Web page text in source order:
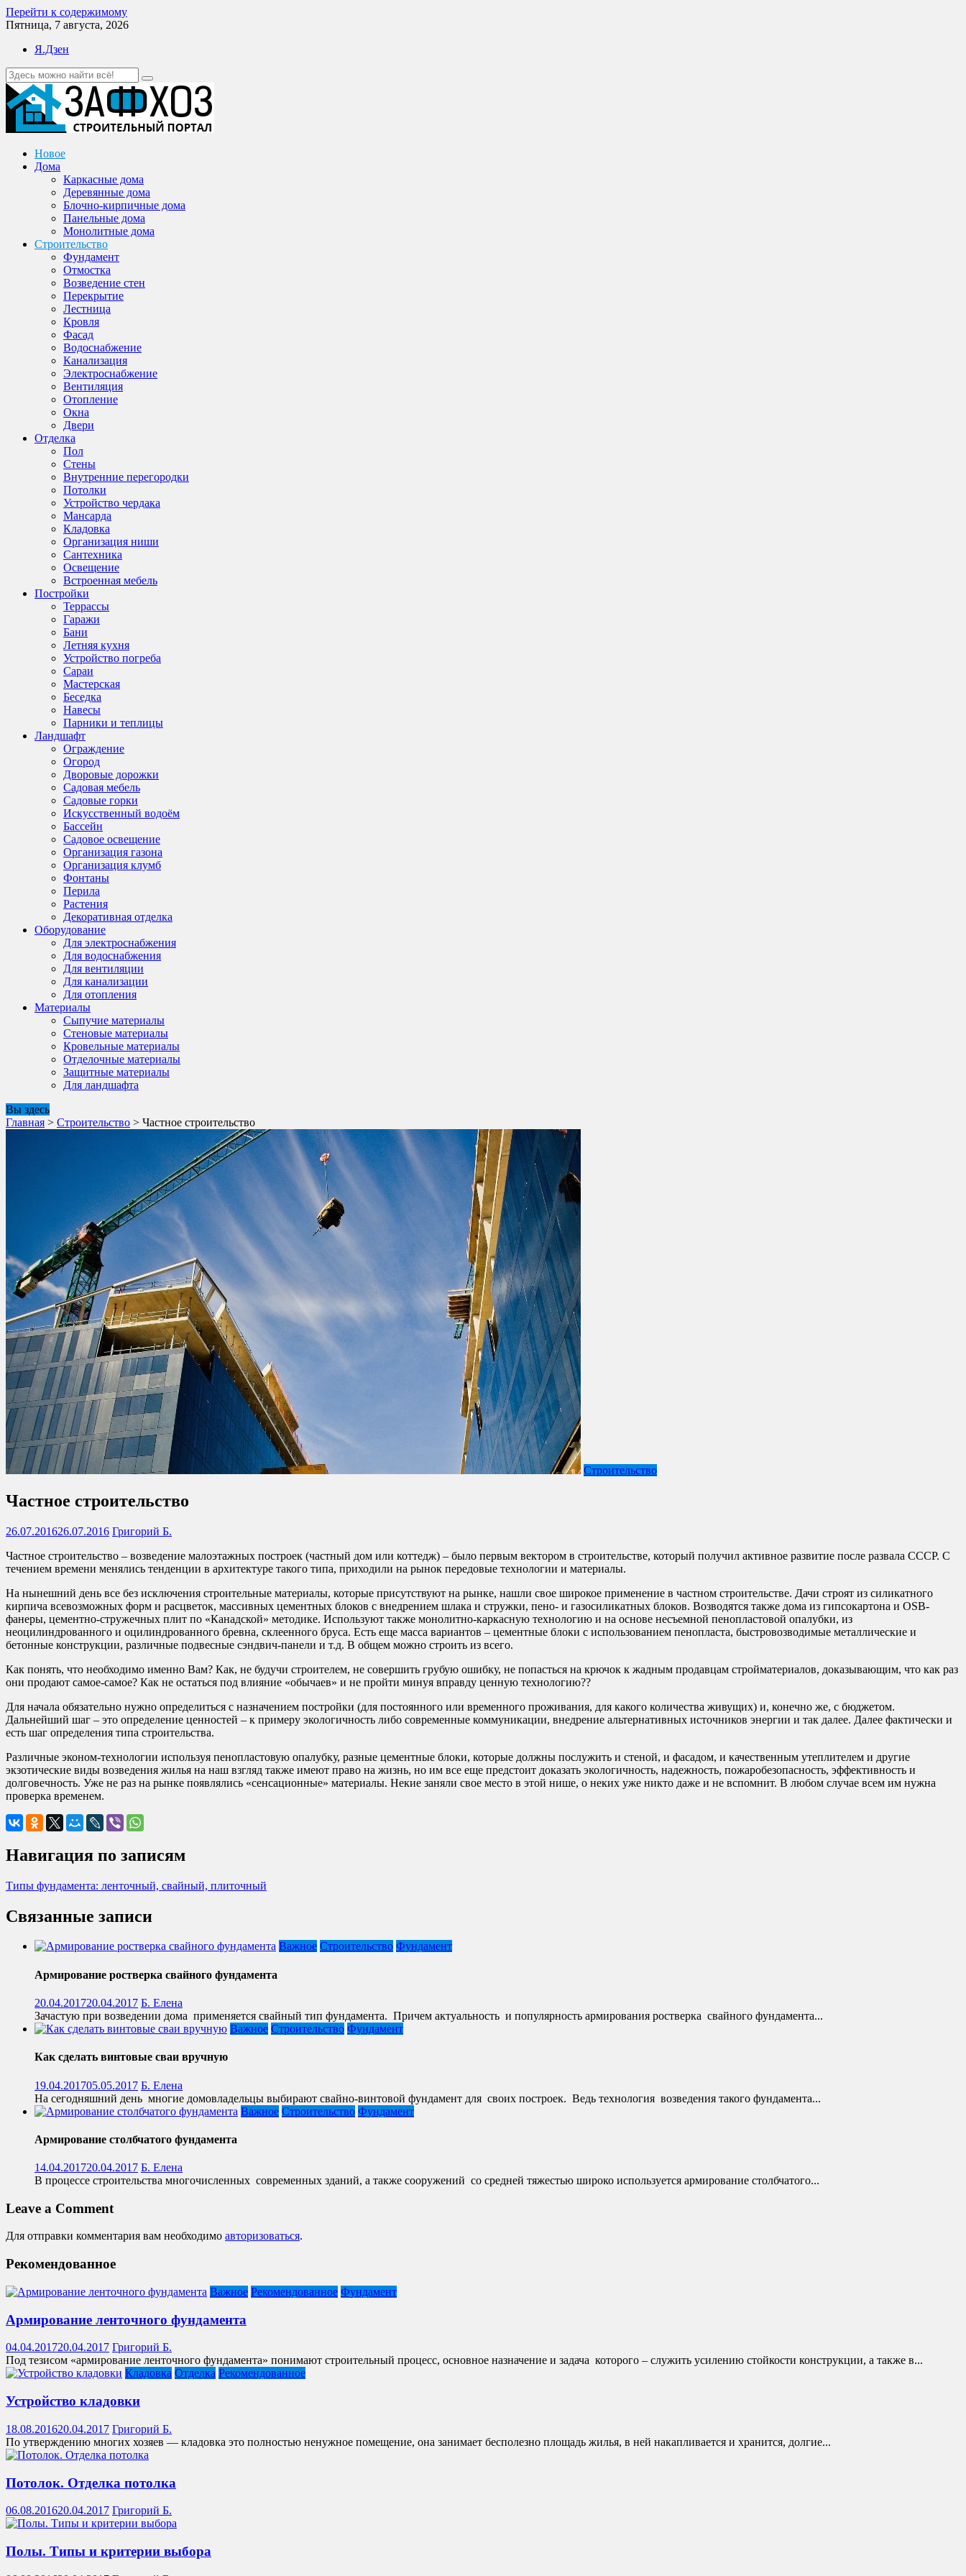
Перейти к содержимому
Пятница, 7 августа, 2026
Я.Дзен
Новое
Дома
Каркасные дома
Деревянные дома
Блочно-кирпичные дома
Панельные дома
Монолитные дома
Строительство
Фундамент
Отмостка
Возведение стен
Перекрытие
Лестница
Кровля
Фасад
Водоснабжение
Канализация
Электроснабжение
Вентиляция
Отопление
Окна
Двери
Отделка
Пол
Стены
Внутренние перегородки
Потолки
Устройство чердака
Мансарда
Кладовка
Организация ниши
Сантехника
Освещение
Встроенная мебель
Постройки
Террассы
Гаражи
Бани
Летняя кухня
Устройство погреба
Сараи
Мастерская
Беседка
Навесы
Парники и теплицы
Ландшафт
Ограждение
Огород
Дворовые дорожки
Садовая мебель
Садовые горки
Искусственный водоём
Бассейн
Садовое освещение
Организация газона
Организация клумб
Фонтаны
Перила
Растения
Декоративная отделка
Оборудование
Для электроснабжения
Для водоснабжения
Для вентиляции
Для канализации
Для отопления
Материалы
Сыпучие материалы
Стеновые материалы
Кровельные материалы
Отделочные материалы
Защитные материалы
Для ландшафта
Вы здесь
Главная > Строительство > Частное строительство
Строительство
Частное строительство
26.07.201626.07.2016 Григорий Б.
Частное строительство – возведение малоэтажных построек (частный дом или коттедж) – было первым вектором в строительстве, который получил активное развитие после развала СССР. С
течением времени менялись тенденции в архитектуре такого типа, приходили на рынок передовые технологии и материалы.
На нынешний день все без исключения строительные материалы, которые присутствуют на рынке, нашли свое широкое применение в частном строительстве. Дачи строят из силикатного
кирпича всевозможных форм и расцветок, массивных цементных блоков с внедрением шлака и стружки, пено- и газосиликатных блоков. Возводятся также дома из гипсокартона и OSB-
фанеры, цементно-стружечных плит по «Канадской» методике. Используют также монолитно-каркасную технологию и на основе несъемной пенопластовой опалубки, из
неоцилиндрованного и оцилиндрованного бревна, склеенного бруса. Есть еще масса вариантов – цементные блоки с использованием пенопласта, быстровозводимые металлические и
бетонные конструкции, различные подвесные сэндвич-панели и т.д. В общем можно строить из всего.
Как понять, что необходимо именно Вам? Как, не будучи строителем, не совершить грубую ошибку, не попасться на крючок к жадным продавцам стройматериалов, доказывающим, что как раз
они продают самое-самое? Как не остаться под влияние «обычаев» и не пройти минуя вправду ценную технологию??
Для начала обязательно нужно определиться с назначением постройки (для постоянного или временного проживания, для какого количества живущих) и, конечно же, с бюджетом.
Дальнейший шаг – это определение ценностей – к примеру экологичность либо современные коммуникации, внедрение альтернативных источников энергии и так далее. Далее фактически и
есть шаг определения типа строительства.
Различные эконом-технологии используя пенопластовую опалубку, разные цементные блоки, которые должны послужить и стеной, и фасадом, и качественным утеплителем и другие
экзотические виды возведения жилья на наш взгляд также имеют право на жизнь, но им все еще предстоит доказать экологичность, надежность, пожаробезопасность, эффективность и
долговечность. Уже не раз на рынке появлялись «сенсационные» материалы. Некие заняли свое место в этой нише, о неких уже никто даже и не вспомнит. В любом случае всем им нужна
проверка временем.
Навигация по записям
Типы фундамента: ленточный, свайный, плиточный
Связанные записи
Важное Строительство Фундамент
Армирование ростверка свайного фундамента
20.04.201720.04.2017 Б. Елена
Зачастую при возведении дома применяется свайный тип фундамента. Причем актуальность и популярность армирования ростверка свайного фундамента...
Важное Строительство Фундамент
Как сделать винтовые сваи вручную
19.04.201705.05.2017 Б. Елена
На сегодняшний день многие домовладельцы выбирают свайно-винтовой фундамент для своих построек. Ведь технология возведения такого фундамента...
Важное Строительство Фундамент
Армирование столбчатого фундамента
14.04.201720.04.2017 Б. Елена
В процессе строительства многочисленных современных зданий, а также сооружений со средней тяжестью широко используется армирование столбчатого...
Leave a Comment
Для отправки комментария вам необходимо авторизоваться.
Рекомендованное
Важное Рекомендованное Фундамент
Армирование ленточного фундамента
04.04.201720.04.2017 Григорий Б.
Под тезисом «армирование ленточного фундамента» понимают строительный процесс, основное назначение и задача которого – служить усилению стойкости конструкции, а также в...
Кладовка Отделка Рекомендованное
Устройство кладовки
18.08.201620.04.2017 Григорий Б.
По утверждению многих хозяев — кладовка это полностью ненужное помещение, она занимает бесполезно площадь жилья, в ней накапливается и хранится, долгие...
Потолок. Отделка потолка
06.08.201620.04.2017 Григорий Б.
Полы. Типы и критерии выбора